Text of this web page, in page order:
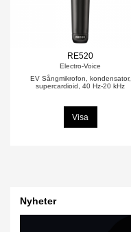
RE520
Electro-Voice
EV Sångmikrofon, kondensator,
supercardioid, 40 Hz-20 kHz
Visa
Nyheter